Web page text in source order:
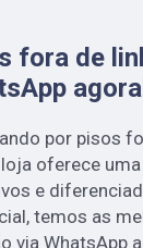
fora de
por pisos
oferece
e
temos as
via WhatsApp